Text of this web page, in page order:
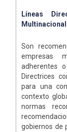
Líneas
Son
empresas
adherentes
Directrices
para una
contexto
normas
gobiernos de